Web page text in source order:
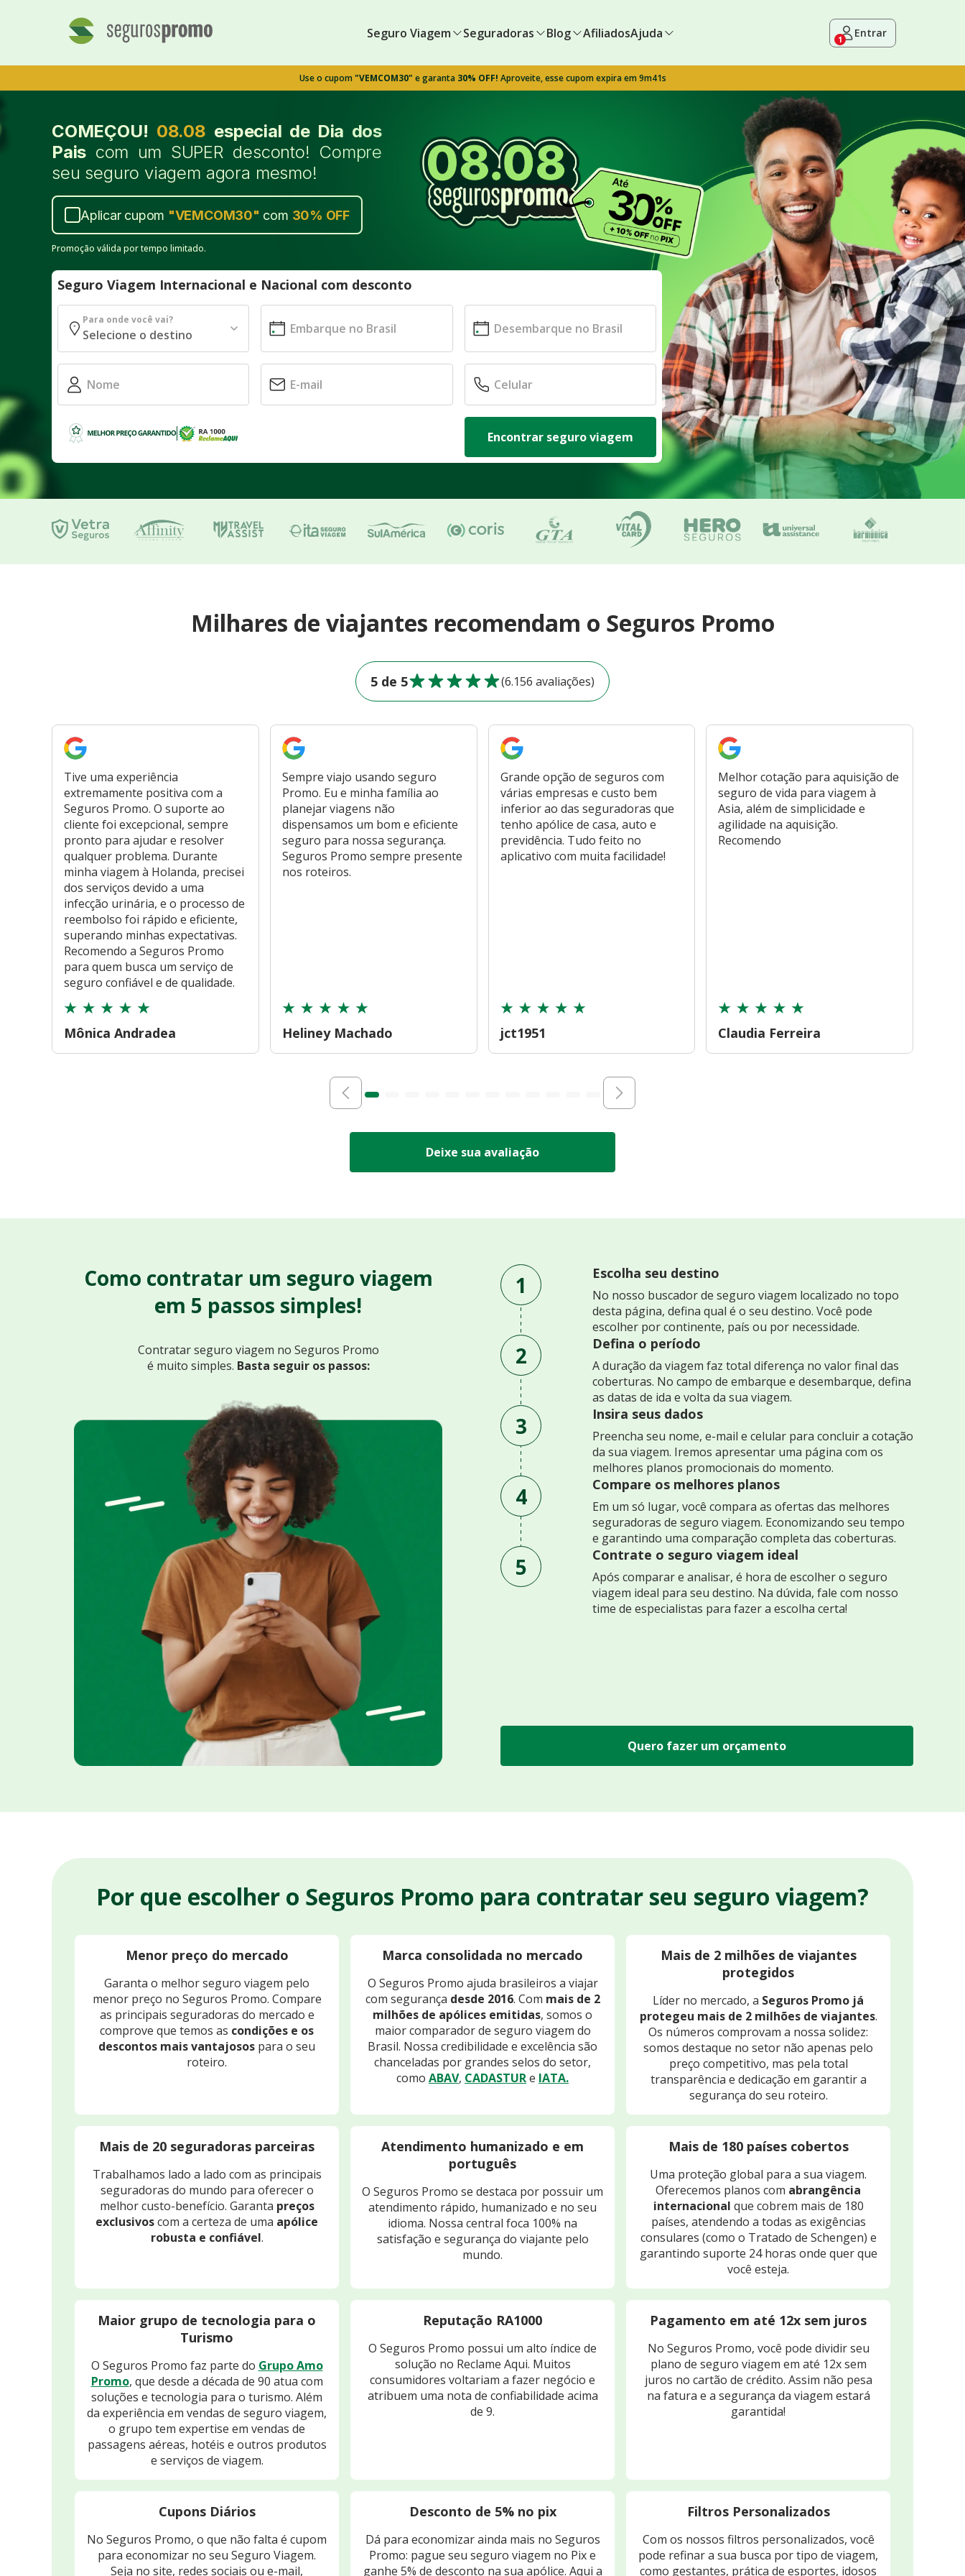
Seguro Viagem Seguradoras Blog AfiliadosAjuda 1 Entrar
Use o cupom"VEMCOM30" e garanta 30% OFF! Aproveite, esse cupom expira em 9m40s
COMEÇOU! 08.08 especial de Dia dos
Pais com um SUPER desconto! Compre
seu seguro viagem agora mesmo!
Aplicar cupom "VEMCOM30" com 30% OFF
Promoção válida por tempo limitado.
Seguro Viagem Internacional e Nacional com desconto
Para onde você vai?
Encontrar seguro viagem
Milhares de viajantes recomendam o Seguros Promo
5 de 5 (6.156 avaliações)
Tive uma experiência
extremamente positiva com a
Seguros Promo. O suporte ao
cliente foi excepcional, sempre
pronto para ajudar e resolver
qualquer problema. Durante
minha viagem à Holanda, precisei
dos serviços devido a uma
infecção urinária, e o processo de
reembolso foi rápido e eficiente,
superando minhas expectativas.
Recomendo a Seguros Promo
para quem busca um serviço de
seguro confiável e de qualidade.
Mônica Andradea
Sempre viajo usando seguro
Promo. Eu e minha família ao
planejar viagens não
dispensamos um bom e eficiente
seguro para nossa segurança.
Seguros Promo sempre presente
nos roteiros.
Heliney Machado
Grande opção de seguros com
várias empresas e custo bem
inferior ao das seguradoras que
tenho apólice de casa, auto e
previdência. Tudo feito no
aplicativo com muita facilidade!
jct1951
Melhor cotação para aquisição de
seguro de vida para viagem à
Asia, além de simplicidade e
agilidade na aquisição.
Recomendo
Claudia Ferreira
Deixe sua avaliação
Como contratar um seguro viagem
em 5 passos simples!
Contratar seguro viagem no Seguros Promo
é muito simples. Basta seguir os passos:
1 Escolha seu destino
No nosso buscador de seguro viagem localizado no topo
desta página, defina qual é o seu destino. Você pode
escolher por continente, país ou por necessidade.
2 Defina o período
A duração da viagem faz total diferença no valor final das
coberturas. No campo de embarque e desembarque, defina
as datas de ida e volta da sua viagem.
3 Insira seus dados
Preencha seu nome, e-mail e celular para concluir a cotação
da sua viagem. Iremos apresentar uma página com os
melhores planos promocionais do momento.
4 Compare os melhores planos
Em um só lugar, você compara as ofertas das melhores
seguradoras de seguro viagem. Economizando seu tempo
e garantindo uma comparação completa das coberturas.
5 Contrate o seguro viagem ideal
Após comparar e analisar, é hora de escolher o seguro
viagem ideal para seu destino. Na dúvida, fale com nosso
time de especialistas para fazer a escolha certa!
Quero fazer um orçamento
Por que escolher o Seguros Promo para contratar seu seguro viagem?
Menor preço do mercado
Garanta o melhor seguro viagem pelo
menor preço no Seguros Promo. Compare
as principais seguradoras do mercado e
comprove que temos as condições e os
descontos mais vantajosos para o seu
roteiro.
Marca consolidada no mercado
O Seguros Promo ajuda brasileiros a viajar
com segurança desde 2016. Com mais de 2
milhões de apólices emitidas, somos o
maior comparador de seguro viagem do
Brasil. Nossa credibilidade e excelência são
chanceladas por grandes selos do setor,
como ABAV, CADASTURe IATA.
Mais de 2 milhões de viajantes
protegidos
Líder no mercado, a Seguros Promo já
protegeu mais de 2 milhões de viajantes.
Os números comprovam a nossa solidez:
somos destaque no setor não apenas pelo
preço competitivo, mas pela total
transparência e dedicação em garantir a
segurança do seu roteiro.
Mais de 20 seguradoras parceiras
Trabalhamos lado a lado com as principais
seguradoras do mundo para oferecer o
melhor custo-benefício. Garanta preços
exclusivoscom a certeza de uma apólice
robusta e confiável.
Atendimento humanizado e em
português
O Seguros Promo se destaca por possuir um
atendimento rápido, humanizado e no seu
idioma. Nossa central foca 100% na
satisfação e segurança do viajante pelo
mundo.
Mais de 180 países cobertos
Uma proteção global para a sua viagem.
Oferecemos planos com abrangência
internacional que cobrem mais de 180
países, atendendo a todas as exigências
consulares (como o Tratado de Schengen) e
garantindo suporte 24 horas onde quer que
você esteja.
Maior grupo de tecnologia para o
Turismo
O Seguros Promo faz parte do Grupo Amo
Promo, que desde a década de 90 atua com
soluções e tecnologia para o turismo. Além
da experiência em vendas de seguro viagem,
o grupo tem expertise em vendas de
passagens aéreas, hotéis e outros produtos
e serviços de viagem.
Reputação RA1000
O Seguros Promo possui um alto índice de
solução no Reclame Aqui. Muitos
consumidores voltariam a fazer negócio e
atribuem uma nota de confiabilidade acima
de 9.
Pagamento em até 12x sem juros
No Seguros Promo, você pode dividir seu
plano de seguro viagem em até 12x sem
juros no cartão de crédito. Assim não pesa
na fatura e a segurança da viagem estará
garantida!
Cupons Diários
No Seguros Promo, o que não falta é cupom
para economizar no seu Seguro Viagem.
Seja no site, redes sociais ou e-mail,
Desconto de 5% no pix
Dá para economizar ainda mais no Seguros
Promo: pague seu seguro viagem no Pix e
ganhe 5% de desconto na sua apólice. Aqui a
Filtros Personalizados
Com os nossos filtros personalizados, você
pode refinar a sua busca por tipo de viagem,
como gestantes, prática de esportes, idosos